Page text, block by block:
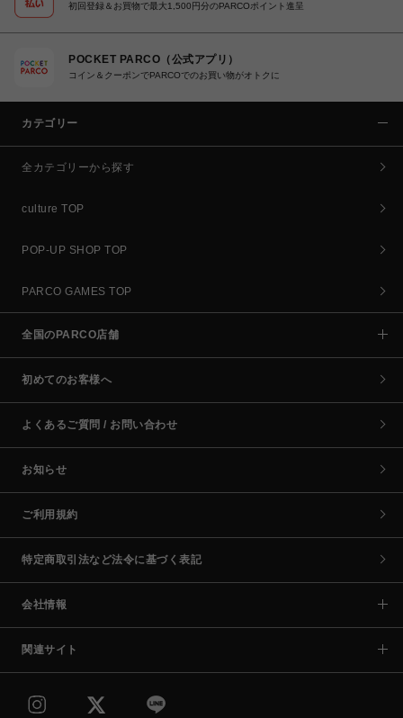
初回登録＆お買物で最大1,500円分のPARCOポイント進呈
POCKET PARCO（公式アプリ）
コイン＆クーポンでPARCOでのお買い物がオトクに
カテゴリー
全カテゴリーから探す
culture TOP
POP-UP SHOP TOP
PARCO GAMES TOP
全国のPARCO店舗
初めてのお客様へ
よくあるご質問 / お問い合わせ
お知らせ
ご利用規約
特定商取引法など法令に基づく表記
会社情報
関連サイト